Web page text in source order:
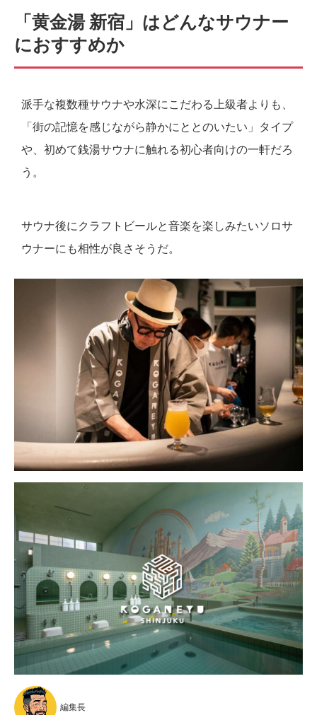
「黄金湯 新宿」はどんなサウナー
におすすめか
派手な複数種サウナや水深にこだわる上級者よりも、
「街の記憶を感じながら静かにととのいたい」タイプ
や、初めて銭湯サウナに触れる初心者向けの一軒だろ
う。
サウナ後にクラフトビールと音楽を楽しみたいソロサ
ウナーにも相性が良さそうだ。
編集長